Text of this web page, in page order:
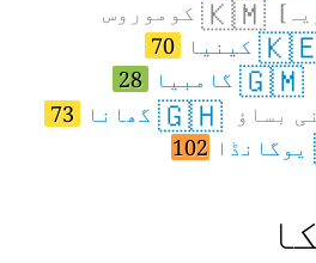
🇰🇲کوموروس
کینیا 70
🇬🇲گامبیا 28
بساؤ 🇬🇭گھانا 73
یوگانڈا 102